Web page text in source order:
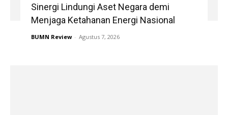
Sinergi Lindungi Aset Negara demi
Menjaga Ketahanan Energi Nasional
BUMN Review - Agustus 7, 2026